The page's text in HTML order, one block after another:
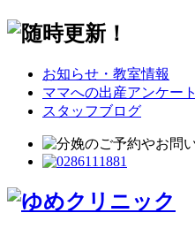
お知らせ・教室情報
ママへの出産アンケート
スタッフブログ